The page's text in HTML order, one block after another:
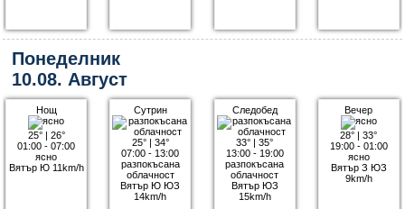
Понеделник
10.08. Август
Нощ
25°| 26°
01:00 - 07:00
ясно
Вятър Ю 11km/h
Сутрин
25°| 34°
07:00 - 13:00
разпокъсана
облачност
Вятър Ю ЮЗ
14km/h
Следобед
33° |35°
13:00 - 19:00
разпокъсана
облачност
Вятър ЮЗ
15km/h
Вечер
28° |33°
19:00 - 01:00
ясно
Вятър З ЮЗ
9km/h